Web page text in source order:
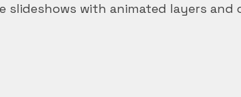
slideshows with animated layers and